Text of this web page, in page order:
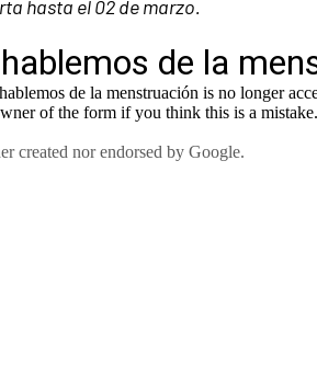
hasta el 02 de marzo.